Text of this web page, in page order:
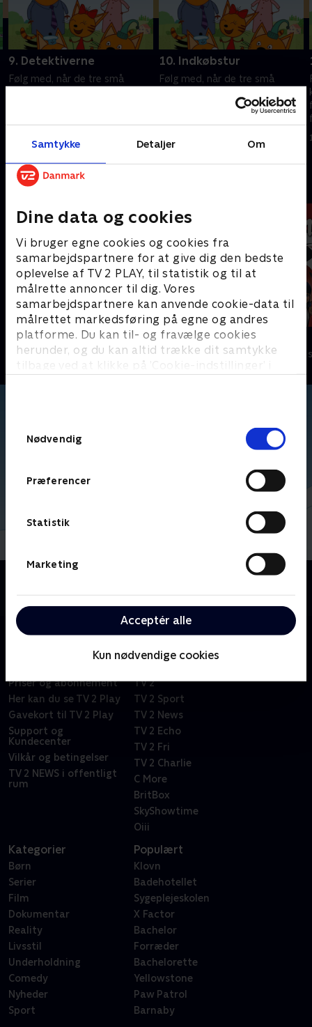
Samtykke Detaljer Om
Dine data og cookies
Vi bruger egne cookies og cookies fra
samarbejdspartnere for at give dig den bedste
oplevelse af TV 2 PLAY, til statistik og til at
målrette annoncer til dig. Vores
samarbejdspartnere kan anvende cookie-data til
målrettet markedsføring på egne og andres
platforme. Du kan til- og fravælge cookies
herunder, og du kan altid trække dit samtykke
tilbage ved at klikke på ’Cookie-indstillinger’ i
Nødvendig
Præferencer
Statistik
Marketing
Acceptér alle
Kun nødvendige cookies
9. Detektiverne
Følg med, når de tre små
10. Indkøbstur
Følg med, når de tre små
følelser og finde løsninger på
Andre så også
Jungle Banden
Børneserier • 2 sæsoner
Miraculous
Børneserier • 3
Priser og abonnement
Her kan du se TV 2 Play
Gavekort til TV 2 Play
Support og
Kundecenter
Vilkår og betingelser
TV 2 NEWS i offentligt
rum
TV 2
TV 2 Sport
TV 2 News
TV 2 Echo
TV 2 Fri
TV 2 Charlie
C More
BritBox
SkyShowtime
Oiii
Kategorier
Børn
Serier
Film
Dokumentar
Reality
Livsstil
Underholdning
Comedy
Nyheder
Sport
Populært
Klovn
Badehotellet
Sygeplejeskolen
X Factor
Bachelor
Forræder
Bachelorette
Yellowstone
Paw Patrol
Barnaby